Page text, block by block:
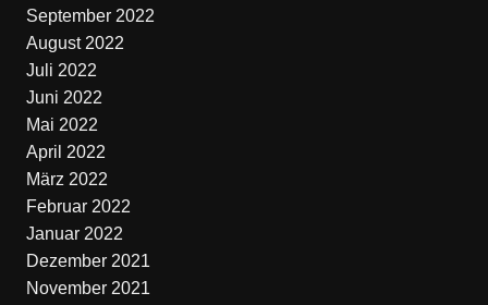
September 2022
August 2022
Juli 2022
Juni 2022
Mai 2022
April 2022
März 2022
Februar 2022
Januar 2022
Dezember 2021
November 2021